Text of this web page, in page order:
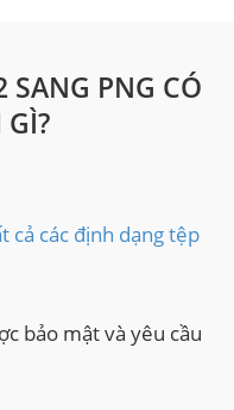
SANG PNG CÓ
cả các định dạng tệp
bảo mật và yêu cầu